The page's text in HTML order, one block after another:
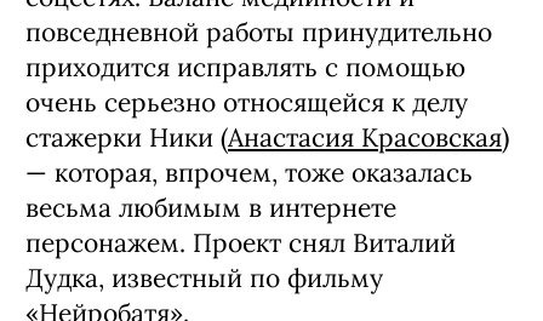
повседневной работы принудительно
приходится исправлять с помощью
очень серьезно относящейся к делу
стажерки Ники (Анастасия Красовская)
— которая, впрочем, тоже оказалась
весьма любимым в интернете
персонажем. Проект снял Виталий
Дудка, известный по фильму
«Нейробатя».